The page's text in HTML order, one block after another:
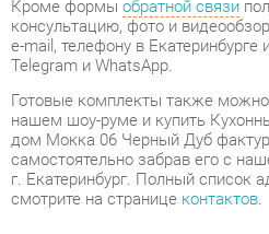
дом Мокка 06 Черный Дуб
самостоятельно забрав его с
г. Екатеринбург. Полный список
смотрите на странице
Шкаф под встроенную
технику
Бутылочница
Класс (кухни)